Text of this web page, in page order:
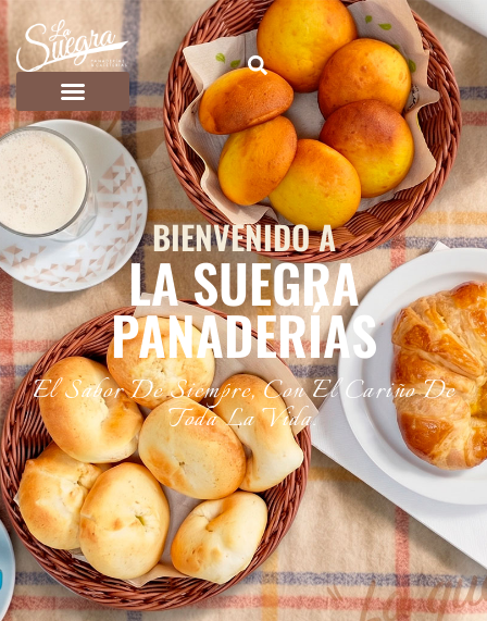
BIENVENIDO A
LA SUEGRA
PANADERÍAS
El Sabor De Siempre, Con El Cariño De
Toda La Vida.